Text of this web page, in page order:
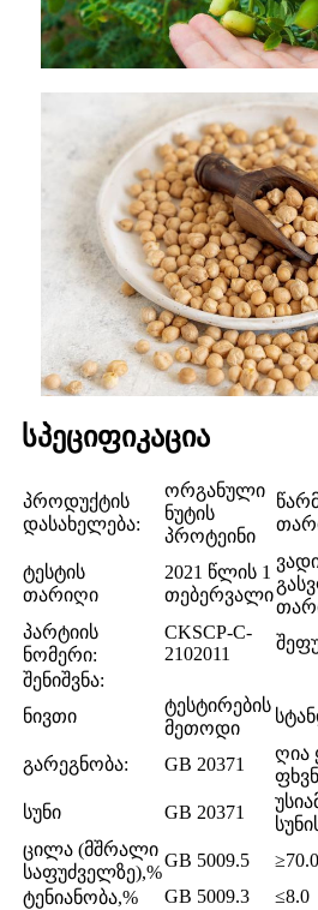
სპეციფიკაცია
პროდუქტის
დასახელება:
ორგანული
ნუტის
პროტეინი
ტესტის
თარიღი
2021 წლის 1
თებერვალი
პარტიის
ნომერი:
CKSCP-C-
2102011
შენიშვნა:
ნივთი
ტესტირების
მეთოდი
გარეგნობა: GB 20371
ღია
სუნი GB 20371
ცილა (მშრალი
საფუძველზე),%
GB 5009.5 ≥70.0
ტენიანობა,%
GB 5009.3 ≤8.0